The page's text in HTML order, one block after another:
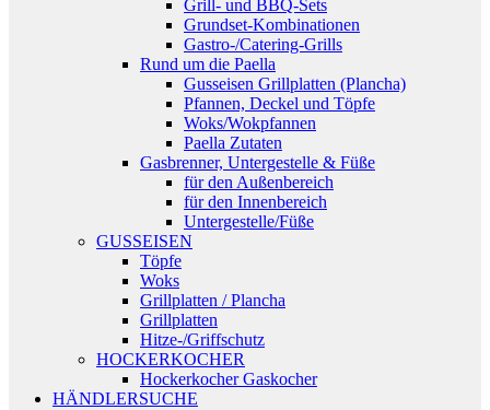
Grill- und BBQ-Sets
Grundset-Kombinationen
Gastro-/Catering-Grills
Rund um die Paella
Gusseisen Grillplatten (Plancha)
Pfannen, Deckel und Töpfe
Woks/Wokpfannen
Paella Zutaten
Gasbrenner, Untergestelle & Füße
für den Außenbereich
für den Innenbereich
Untergestelle/Füße
GUSSEISEN
Töpfe
Woks
Grillplatten / Plancha
Grillplatten
Hitze-/Griffschutz
HOCKERKOCHER
Hockerkocher Gaskocher
HÄNDLERSUCHE